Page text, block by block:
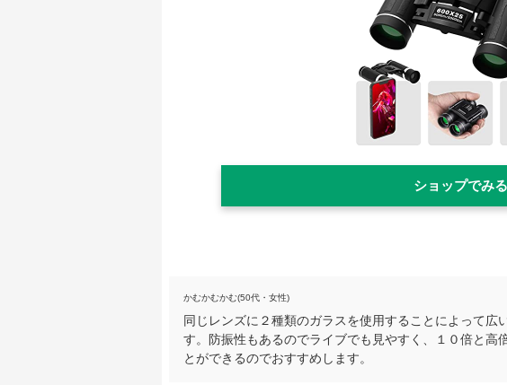
ショップでみる
かむかむかむ(50代・女性)
同じレンズに２種類のガラスを使用することによって広
す。防振性もあるのでライブでも見やすく、１０倍と高
とができるのでおすすめします。